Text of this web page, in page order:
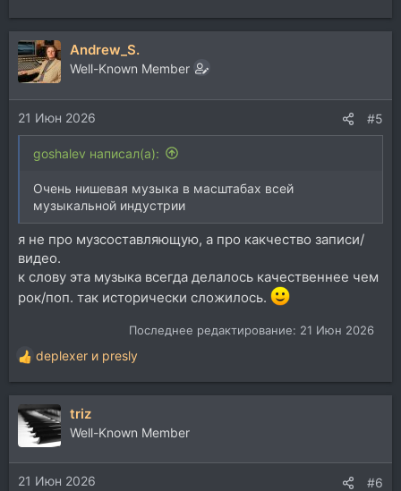
Andrew_S.
Well-Known Member
21 Июн 2026 #5
goshalev написал(а):
Очень нишевая музыка в масштабах всей
музыкальной индустрии
я не про музсоставляющую, а про какчество записи/
видео.
к слову эта музыка всегда делалось качественнее чем
рок/поп. так исторически сложилось.
Последнее редактирование: 21 Июн 2026
Р
е
а
к
ц
и
и
:
deplexer и presly
triz
Well-Known Member
21 Июн 2026 #6